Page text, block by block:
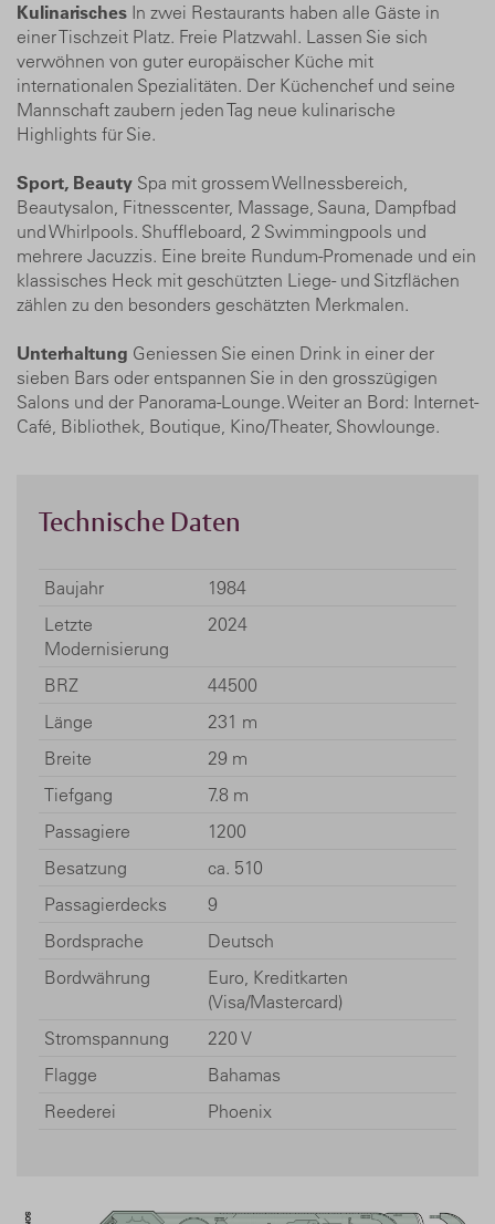
Kulinarisches In zwei Restaurants haben alle Gäste in
einer Tischzeit Platz. Freie Platzwahl. Lassen Sie sich
verwöhnen von guter europäischer Küche mit
internationalen Spezialitäten. Der Küchenchef und seine
Mannschaft zaubern jeden Tag neue kulinarische
Highlights für Sie.
Sport, Beauty Spa mit grossem Wellnessbereich,
Beautysalon, Fitnesscenter, Massage, Sauna, Dampfbad
und Whirlpools. Shuffleboard, 2 Swimmingpools und
mehrere Jacuzzis. Eine breite Rundum-Promenade und ein
klassisches Heck mit geschützten Liege- und Sitzflächen
zählen zu den besonders geschätzten Merkmalen.
Unterhaltung Geniessen Sie einen Drink in einer der
sieben Bars oder entspannen Sie in den grosszügigen
Salons und der Panorama-Lounge. Weiter an Bord: Internet-
Café, Bibliothek, Boutique, Kino/Theater, Showlounge.
Technische Daten
Baujahr
1984
Letzte
Modernisierung
2024
BRZ
44500
Länge
231 m
Breite
29 m
Tiefgang
7.8 m
Passagiere
1200
Besatzung
ca. 510
Passagierdecks
9
Bordsprache
Deutsch
Bordwährung
Euro, Kreditkarten
(Visa/Mastercard)
Stromspannung
220 V
Flagge
Bahamas
Reederei
Phoenix